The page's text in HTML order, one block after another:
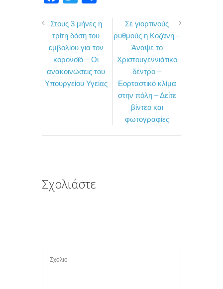
c
e
b
o
o
i
t
t
e
r
ρ
α
σ
τ
Στους 3 μήνες η
τρίτη δόση του
εμβολίου για τον
κορονοϊό – Οι
ανακοινώσεις του
Υπουργείου Υγείας
Σε γιορτινούς
ρυθμούς η Κοζάνη –
Άναψε το
Χριστουγεννιάτικο
δέντρο –
Εορταστικό κλίμα
στην πόλη – Δείτε
βίντεο και
φωτογραφίες
Σχολιάστε